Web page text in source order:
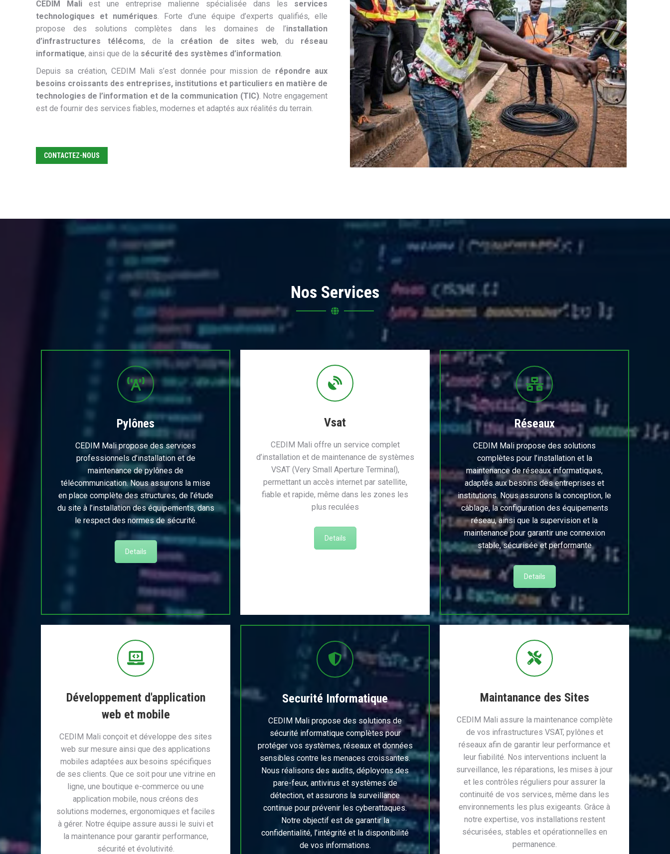
CEDIM Mali est une entreprise malienne spécialisée dans les services
technologiques et numériques. Forte d’une équipe d’experts qualifiés, elle
propose des solutions complètes dans les domaines de l’installation
d’infrastructures télécoms, de la création de sites web, du réseau
informatique, ainsi que de la sécurité des systèmes d’information.
Depuis sa création, CEDIM Mali s’est donnée pour mission de répondre aux
besoins croissants des entreprises, institutions et particuliers en matière de
technologies de l’information et de la communication (TIC). Notre engagement
est de fournir des services fiables, modernes et adaptés aux réalités du terrain.
CONTACTEZ-NOUS
Nos Services
Pylônes
CEDIM Mali propose des services
professionnels d’installation et de
maintenance de pylônes de
télécommunication. Nous assurons la mise
en place complète des structures, de l’étude
du site à l’installation des équipements, dans
le respect des normes de sécurité.
Details
Vsat
CEDIM Mali offre un service complet
d’installation et de maintenance de systèmes
VSAT (Very Small Aperture Terminal),
permettant un accès internet par satellite,
fiable et rapide, même dans les zones les
plus reculées
Details
Réseaux
CEDIM Mali propose des solutions
complètes pour l’installation et la
maintenance de réseaux informatiques,
adaptés aux besoins des entreprises et
institutions. Nous assurons la conception, le
câblage, la configuration des équipements
réseau, ainsi que la supervision et la
maintenance pour garantir une connexion
stable, sécurisée et performante
Details
Développement d'application
web et mobile
CEDIM Mali conçoit et développe des sites
web sur mesure ainsi que des applications
mobiles adaptées aux besoins spécifiques
de ses clients. Que ce soit pour une vitrine en
ligne, une boutique e-commerce ou une
application mobile, nous créons des
solutions modernes, ergonomiques et faciles
à gérer. Notre équipe assure aussi le suivi et
la maintenance pour garantir performance,
sécurité et évolutivité.
Securité Informatique
CEDIM Mali propose des solutions de
sécurité informatique complètes pour
protéger vos systèmes, réseaux et données
sensibles contre les menaces croissantes.
Nous réalisons des audits, déployons des
pare-feux, antivirus et systèmes de
détection, et assurons la surveillance
continue pour prévenir les cyberattaques.
Notre objectif est de garantir la
confidentialité, l’intégrité et la disponibilité
de vos informations.
Maintanance des Sites
CEDIM Mali assure la maintenance complète
de vos infrastructures VSAT, pylônes et
réseaux afin de garantir leur performance et
leur fiabilité. Nos interventions incluent la
surveillance, les réparations, les mises à jour
et les contrôles réguliers pour assurer la
continuité de vos services, même dans les
environnements les plus exigeants. Grâce à
notre expertise, vos installations restent
sécurisées, stables et opérationnelles en
permanence.